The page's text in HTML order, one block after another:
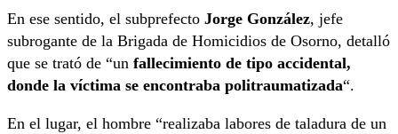
En ese sentido, el subprefecto Jorge González, jefe
subrogante de la Brigada de Homicidios de Osorno, detalló
que se trató de “un fallecimiento de tipo accidental,
donde la víctima se encontraba politraumatizada“.
En el lugar, el hombre “realizaba labores de taladura de un